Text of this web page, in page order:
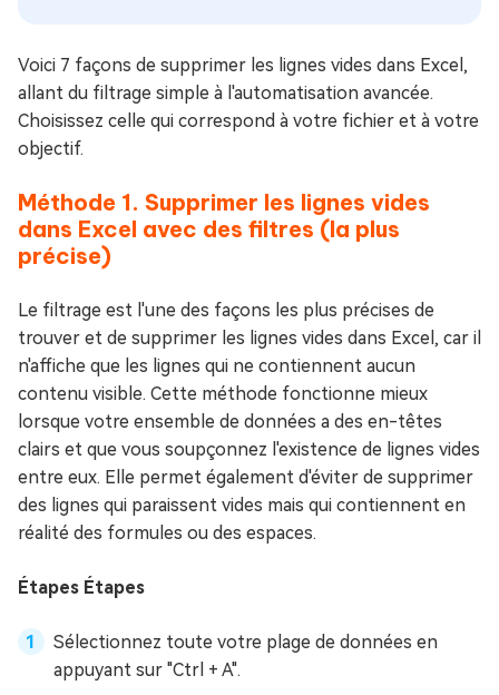
Voici 7 façons de supprimer les lignes vides dans Excel,
allant du filtrage simple à l'automatisation avancée.
Choisissez celle qui correspond à votre fichier et à votre
objectif.
Méthode 1. Supprimer les lignes vides
dans Excel avec des filtres (la plus
précise)
Le filtrage est l'une des façons les plus précises de
trouver et de supprimer les lignes vides dans Excel, car il
n'affiche que les lignes qui ne contiennent aucun
contenu visible. Cette méthode fonctionne mieux
lorsque votre ensemble de données a des en-têtes
clairs et que vous soupçonnez l'existence de lignes vides
entre eux. Elle permet également d'éviter de supprimer
des lignes qui paraissent vides mais qui contiennent en
réalité des formules ou des espaces.
Étapes Étapes
Sélectionnez toute votre plage de données en
appuyant sur "Ctrl + A".